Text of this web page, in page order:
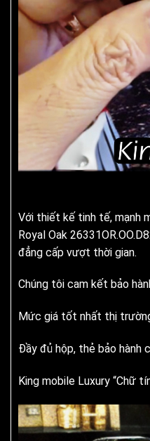
Với thiết kế tinh tế, mạnh
Royal Oak
đẳng cấp vượt thời gian.
Chúng tôi cam kết bảo
Mức giá tốt nhất thị
Đầy đủ hộp, thẻ bảo hành
King mobile Luxury “Chữ